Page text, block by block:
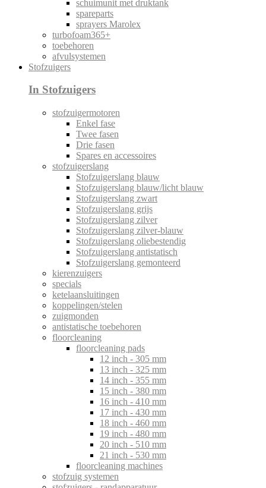
schuimunit met druktank
spareparts
sprayers Marolex
turbofoam365+
toebehoren
afvulsystemen
Stofzuigers
In Stofzuigers
stofzuigermotoren
Enkel fase
Twee fasen
Drie fasen
Spares en accessoires
stofzuigerslang
Stofzuigerslang blauw
Stofzuigerslang blauw/licht blauw
Stofzuigerslang zwart
Stofzuigerslang grijs
Stofzuigerslang zilver
Stofzuigerslang zilver-blauw
Stofzuigerslang oliebestendig
Stofzuigerslang antistatisch
Stofzuigerslang gemonteerd
kierenzuigers
specials
ketelaansluitingen
koppelingen/stelen
zuigmonden
antistatische toebehoren
floorcleaning
floorcleaning pads
12 inch - 305 mm
13 inch - 325 mm
14 inch - 355 mm
15 inch - 380 mm
16 inch - 410 mm
17 inch - 430 mm
18 inch - 460 mm
19 inch - 480 mm
20 inch - 510 mm
21 inch - 530 mm
floorcleaning machines
stofzuig systemen